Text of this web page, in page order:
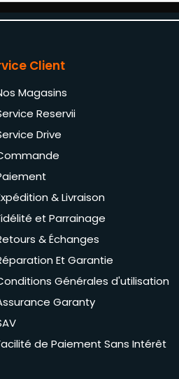
Client
Magasins
Reservii
Drive
& Livraison
et Parrainage
& Échanges
Et Garantie
Générales d'utilisation
Garanty
de Paiement Sans Intérêt